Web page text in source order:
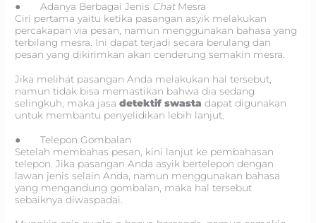
● Adanya Berbagai Jenis ChatMesra
Ciri pertama yaitu ketika pasangan asyik melakukan
percakapan via pesan, namun menggunakan bahasa yang
terbilang mesra. Ini dapat terjadi secara berulang dan
pesan yang dikirimkan akan cenderung semakin mesra.
Jika melihat pasangan Anda melakukan hal tersebut,
namun tidak bisa memastikan bahwa dia sedang
selingkuh, maka jasadetektif swasta dapat digunakan
untuk membantu penyelidikan lebih lanjut.
● Telepon Gombalan
Setelah membahas pesan, kini lanjut ke pembahasan
telepon. Jika pasangan Anda asyik bertelepon dengan
lawan jenis selain Anda, namun menggunakan bahasa
yang mengandung gombalan, maka hal tersebut
sebaiknya diwaspadai.